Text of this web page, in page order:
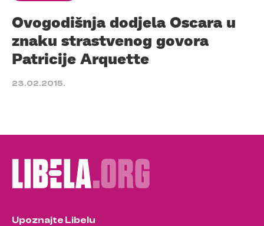
Ovogodišnja dodjela Oscara u
znaku strastvenog govora
Patricije Arquette
23.02.2015.
Upoznajte Libelu